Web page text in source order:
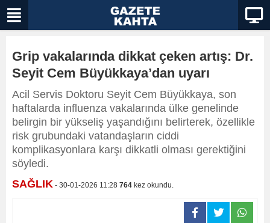
Grip vakalarında dikkat çeken artış: Dr.
Seyit Cem Büyükkaya’dan uyarı
Acil Servis Doktoru Seyit Cem Büyükkaya, son
haftalarda influenza vakalarında ülke genelinde
belirgin bir yükseliş yaşandığını belirterek, özellikle
risk grubundaki vatandaşların ciddi
komplikasyonlara karşı dikkatli olması gerektiğini
söyledi.
SAĞLIK - 30-01-2026 11:28 764 kez okundu.